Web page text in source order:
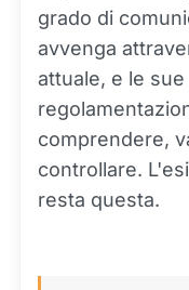
grado di
avvenga
attuale, e le
comprendere,
controllare.
resta questa.